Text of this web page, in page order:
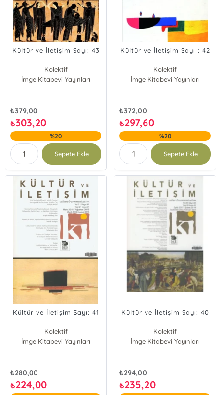
Kültür ve İletişim Sayı: 43
Kolektif
İmge Kitabevi Yayınları
₺379,00
₺303,20
%20
Sepete Ekle
Kültür ve İletişim Sayı : 42
Kolektif
İmge Kitabevi Yayınları
₺372,00
₺297,60
%20
Sepete Ekle
Kültür ve İletişim Sayı: 41
Kolektif
İmge Kitabevi Yayınları
₺280,00
₺224,00
Kültür ve İletişim Sayı: 40
Kolektif
İmge Kitabevi Yayınları
₺294,00
₺235,20